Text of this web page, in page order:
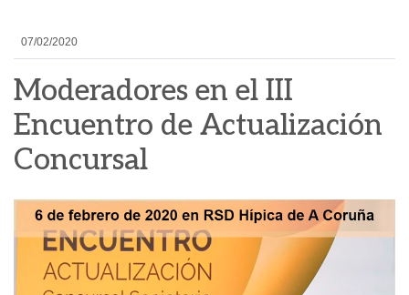
07/02/2020
Moderadores en el III
Encuentro de Actualización
Concursal